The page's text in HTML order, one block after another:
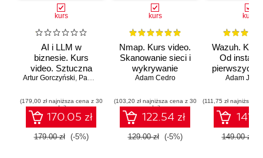
kurs
AI i LLM w
biznesie. Kurs
video. Sztuczna
inteligencja dla
Artur Gorczyński Paweł Rachwał
(179,00 zł najniższa cena z 30
dni)
170.05 zł
179.00 zł (-5%)
kurs
Nmap. Kurs video.
Skanowanie sieci i
wykrywanie
zagrożeń
Adam Cedro
(103,20 zł najniższa cena z 30
dni)
122.54 zł
129.00 zł (-5%)
kurs
Wazuh. Kurs
Od
pierwszych
Adam
(111,75 zł najniższa
149.00 zł